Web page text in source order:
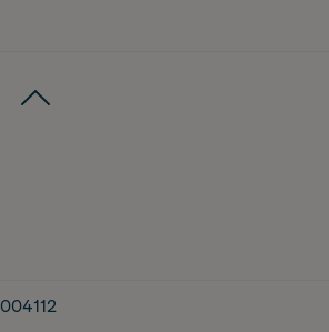
004112